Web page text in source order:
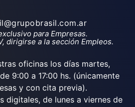
para Empresas.
dirigirse a la sección Empleos.
oficinas los días martes,
9:00 a 17:00 hs. (únicamente
y con cita previa).
digitales, de lunes a viernes de